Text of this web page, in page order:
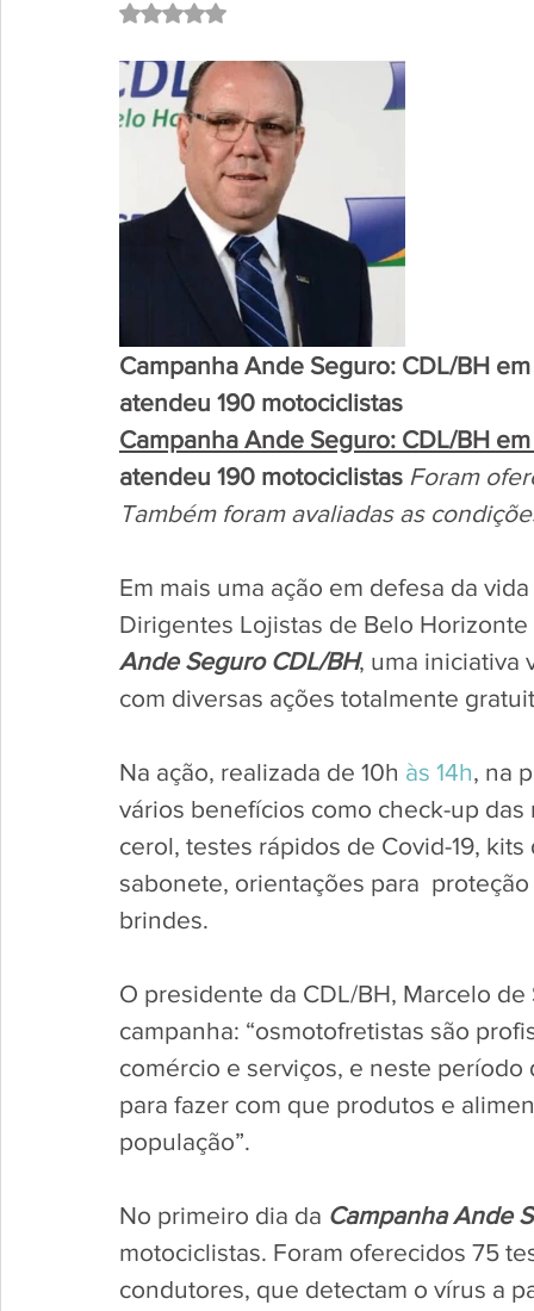
Avaliado com NaN de 5 estrelas.
Campanha Ande Seguro: CDL/BH
atendeu 190 motociclistas
Campanha Ande Seguro: CDL/BH
atendeu 190 motociclistas Foram
Também foram avaliadas as
Em mais uma ação em defesa da
Dirigentes Lojistas de Belo
Ande Seguro CDL/BH, uma iniciativa
com diversas ações totalmente
Na ação, realizada de 10h às 14h, na
vários benefícios como check-up
cerol, testes rápidos de Covid-19,
sabonete, orientações para
brindes.
O presidente da CDL/BH, Marcelo
campanha: “osmotofretistas são
comércio e serviços, e neste
para fazer com que produtos e
população”.
No primeiro dia da Campanha Ande
motociclistas. Foram oferecidos 75
condutores, que detectam o vírus a